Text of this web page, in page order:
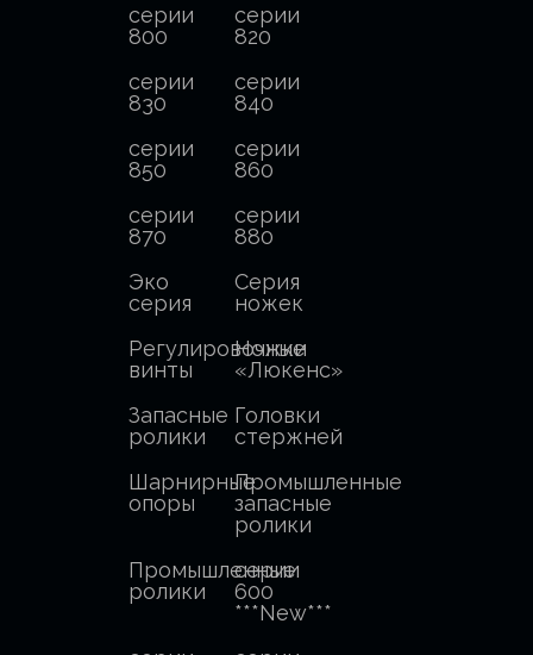
серии
800
серии
820
серии
830
серии
840
серии
850
серии
860
серии
870
серии
880
Эко
серия
Серия
ножек
Регулировочные
винты
Ножки
«Люкенс»
Запасные
ролики
Головки
стержней
Шарнирные
опоры
Промышленные
запасные
ролики
Промышленные
ролики
серии
600
***New***